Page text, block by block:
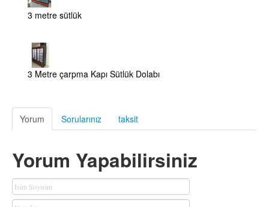
3 metre sütlük
3 Metre çarpma Kapı Sütlük Dolabı
Yorum Sorularınız taksit
Yorum Yapabilirsiniz